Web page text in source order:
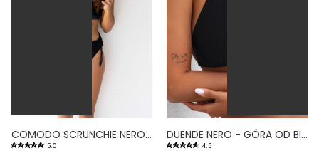
COMODO SCRUNCHIE NERO - GÓRA OD BIKINI NA DUŻY BIUST ZABUDOWANA SCRUNCHIE CZARNY
5.0
DUENDE NERO - GÓRA OD BIKINI WYCIĘTA WIĄZANA CZARNY
4.5